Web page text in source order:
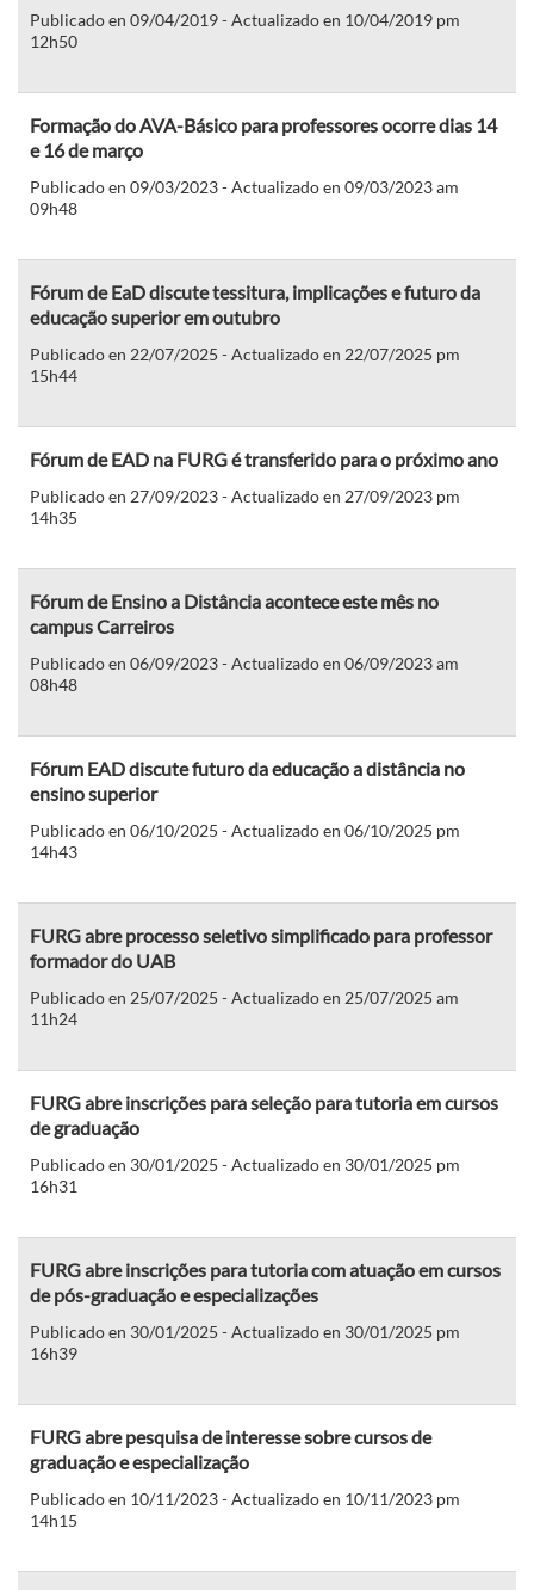
Publicado en 09/04/2019 - Actualizado en 10/04/2019 pm
12h50
Formação do AVA-Básico para professores ocorre dias 14
e 16 de março
Publicado en 09/03/2023 - Actualizado en 09/03/2023 am
09h48
Fórum de EaD discute tessitura, implicações e futuro da
educação superior em outubro
Publicado en 22/07/2025 - Actualizado en 22/07/2025 pm
15h44
Fórum de EAD na FURG é transferido para o próximo ano
Publicado en 27/09/2023 - Actualizado en 27/09/2023 pm
14h35
Fórum de Ensino a Distância acontece este mês no
campus Carreiros
Publicado en 06/09/2023 - Actualizado en 06/09/2023 am
08h48
Fórum EAD discute futuro da educação a distância no
ensino superior
Publicado en 06/10/2025 - Actualizado en 06/10/2025 pm
14h43
FURG abre processo seletivo simplificado para professor
formador do UAB
Publicado en 25/07/2025 - Actualizado en 25/07/2025 am
11h24
FURG abre inscrições para seleção para tutoria em cursos
de graduação
Publicado en 30/01/2025 - Actualizado en 30/01/2025 pm
16h31
FURG abre inscrições para tutoria com atuação em cursos
de pós-graduação e especializações
Publicado en 30/01/2025 - Actualizado en 30/01/2025 pm
16h39
FURG abre pesquisa de interesse sobre cursos de
graduação e especialização
Publicado en 10/11/2023 - Actualizado en 10/11/2023 pm
14h15